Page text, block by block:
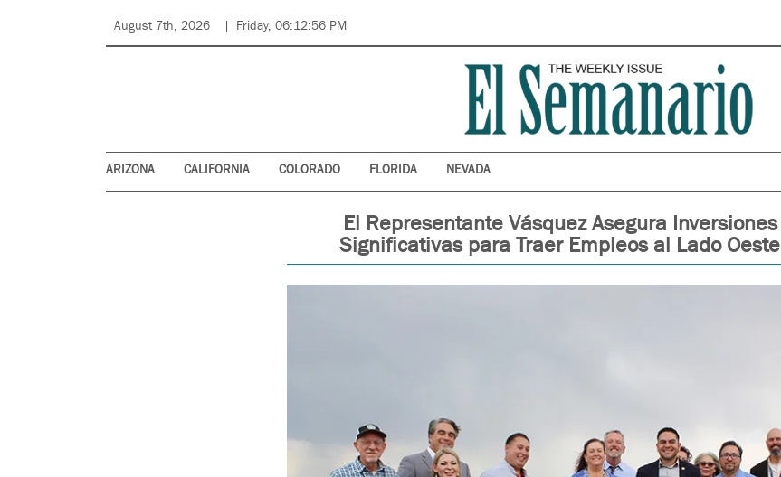
August 7th, 2026 Friday, 06:12:56 PM
ARIZONA CALIFORNIA COLORADO FLORIDA NEVADA
El Representante Vásquez Asegura Inversiones
Significativas para Traer Empleos al Lado Oeste